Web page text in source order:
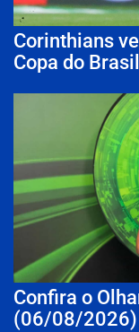
Corinthians
Copa do
Confira o
(06/08/2026)